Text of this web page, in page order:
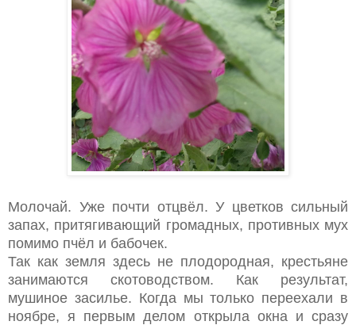
Молочай. Уже почти отцвёл. У цветков сильный
запах, притягивающий громадных, противных мух
помимо пчёл и бабочек.
Так как земля здесь не плодородная, крестьяне
занимаются скотоводством. Как результат,
мушиное засилье. Когда мы только переехали в
ноябре, я первым делом открыла окна и сразу